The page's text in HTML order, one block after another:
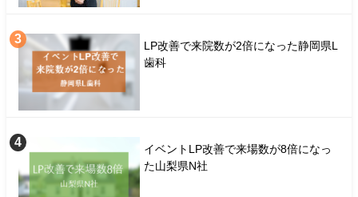
LP改善で来院数が2倍になった静岡県L
歯科
イベントLP改善で来場数が8倍になっ
た山梨県N社